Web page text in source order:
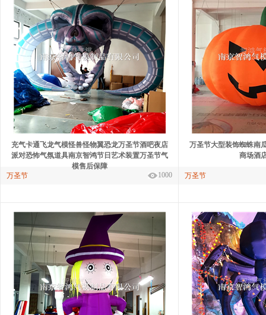
充气卡通飞龙气模怪兽怪物翼恐龙万圣节酒吧夜店
派对恐怖气氛道具南京智鸿节日艺术装置万圣节气
模售后保障
1000
万圣节
万圣节大型装饰蜘蛛南
商场酒
万圣节